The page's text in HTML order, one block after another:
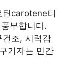
carotene티
부합니다.
조, 시력감
기자는 민간